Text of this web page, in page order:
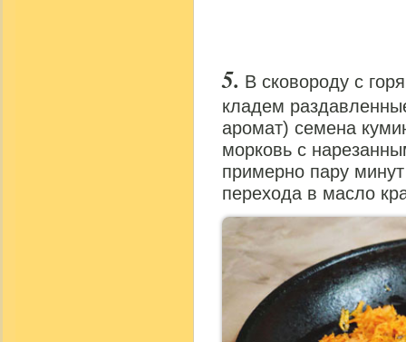
В сковороду с
кладем
аромат) семена
морковь с
примерно пару
перехода в масло